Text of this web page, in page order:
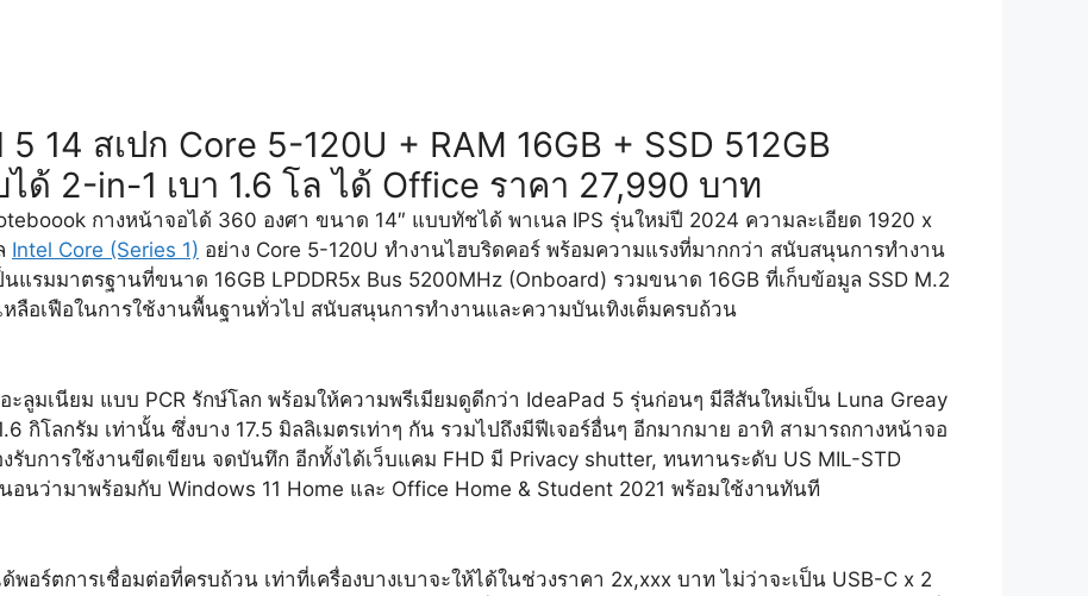
5 14 สเปก Core 5-120U + RAM 16GB + SSD 512GB
ด้ 2-in-1 เบา 1.6 โล ได้ Office ราคา 27,990 บาท
กางหน้าจอได้ 360 องศา ขนาด 14″ แบบทัชได้ พาเนล IPS รุ่นใหม่ปี 2024 ความละเอียด 1920 x
Intel Core (Series 1) อย่าง Core 5-120U ทำงานไฮบริดคอร์ พร้อมความแรงที่มากกว่า สนับสนุนการทำงาน
แรมมาตรฐานที่ขนาด 16GB LPDDR5x Bus 5200MHz (Onboard) รวมขนาด 16GB ที่เก็บข้อมูล SSD M.2
หลือเฟือในการใช้งานพื้นฐานทั่วไป สนับสนุนการทำงานและความบันเทิงเต็มครบถ้วน
ะลูมเนียม แบบ PCR รักษ์โลก พร้อมให้ความพรีเมียมดูดีกว่า IdeaPad 5 รุ่นก่อนๆ มีสีสันใหม่เป็น Luna Greay
กิโลกรัม เท่านั้น ซึ่งบาง 17.5 มิลลิเมตรเท่าๆ กัน รวมไปถึงมีฟีเจอร์อื่นๆ อีกมากมาย อาทิ สามารถกางหน้าจอ
รับการใช้งานขีดเขียน จดบันทึก อีกทั้งได้เว็บแคม FHD มี Privacy shutter, ทนทานระดับ US MIL-STD
นว่ามาพร้อมกับ Windows 11 Home และ Office Home & Student 2021 พร้อมใช้งานทันที
อร์ตการเชื่อมต่อที่ครบถ้วน เท่าที่เครื่องบางเบาจะให้ได้ในช่วงราคา 2x,xxx บาท ไม่ว่าจะเป็น USB-C x 2